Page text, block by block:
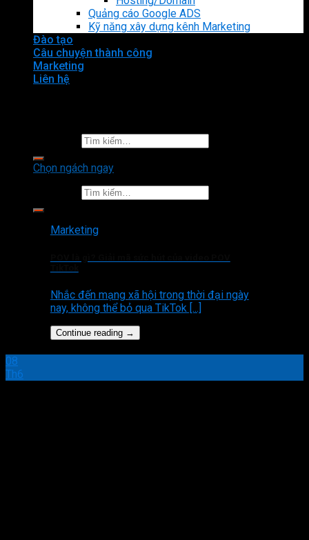
Quảng cáo Google ADS
Kỹ năng xây dựng kênh Marketing
Đào tạo
Câu chuyện thành công
Marketing
Liên hệ
Chọn ngách ngay
Marketing
Nhắc đến mạng xã hội trong thời đại ngày
nay, không thể bỏ qua TikTok [...]
Continue reading →
08
Th6